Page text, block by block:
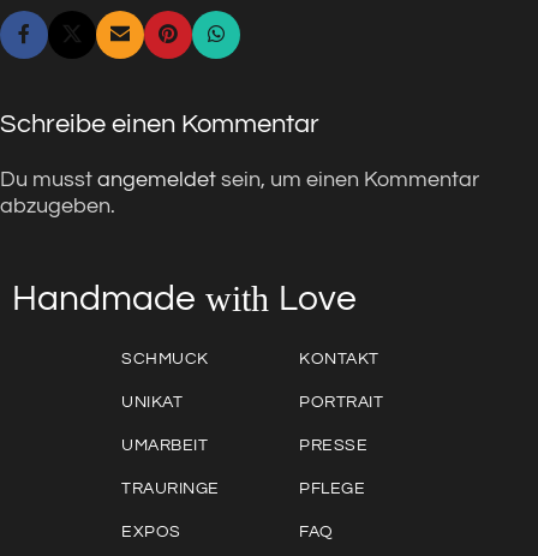
Schreibe einen Kommentar
Du musst angemeldet sein, um einen Kommentar
abzugeben.
Handmade with Love
SCHMUCK
UNIKAT
UMARBEIT
TRAURINGE
EXPOS
KONTAKT
PORTRAIT
PRESSE
PFLEGE
FAQ